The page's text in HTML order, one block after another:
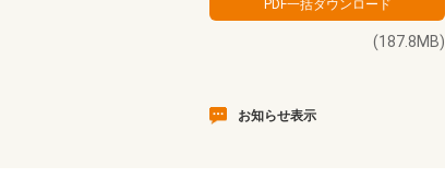
(187.8MB)
お知らせ表示